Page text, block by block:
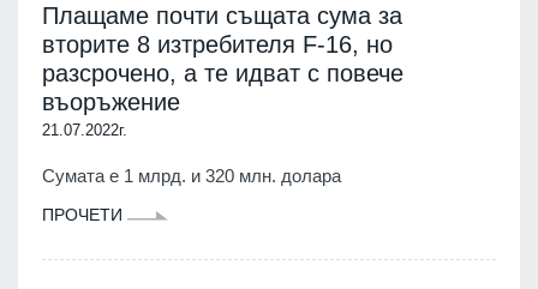
Плащаме почти същата сума за
вторите 8 изтребителя F-16, но
разсрочено, а те идват с повече
въоръжение
21.07.2022г.
Сумата е 1 млрд. и 320 млн. долара
ПРОЧЕТИ